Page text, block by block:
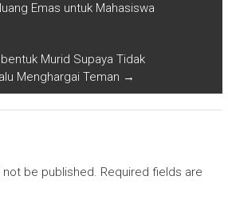
Emas untuk Mahasiswa
Murid Supaya Tidak
Menghargai Teman →
be published. Required fields are